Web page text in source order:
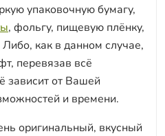
упаковочную бумагу,
, фольгу, пищевую плёнку,
как в данном случае,
перевязав всё
зависит от Вашей
и времени.
оригинальный, вкусный